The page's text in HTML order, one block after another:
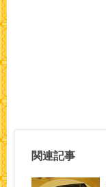
関連記事